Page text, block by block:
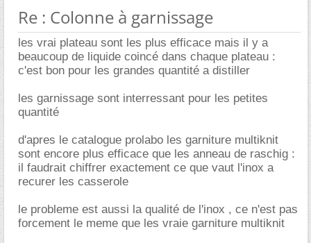
Re : Colonne à garnissage
les vrai plateau sont les plus efficace mais il y a
beaucoup de liquide coincé dans chaque plateau :
c'est bon pour les grandes quantité a distiller
les garnissage sont interressant pour les petites
quantité
d'apres le catalogue prolabo les garniture multiknit
sont encore plus efficace que les anneau de raschig :
il faudrait chiffrer exactement ce que vaut l'inox a
recurer les casserole
le probleme est aussi la qualité de l'inox , ce n'est pas
forcement le meme que les vraie garniture multiknit